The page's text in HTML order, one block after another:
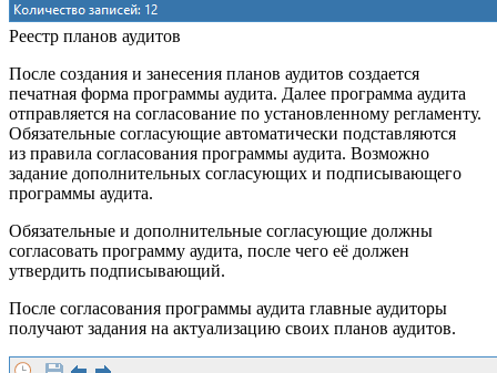
Реестр планов аудитов
После создания и занесения планов аудитов создается
печатная форма программы аудита. Далее программа аудита
отправляется на согласование по установленному регламенту.
Обязательные согласующие автоматически подставляются
из правила согласования программы аудита. Возможно
задание дополнительных согласующих и подписывающего
программы аудита.
Обязательные и дополнительные согласующие должны
согласовать программу аудита, после чего её должен
утвердить подписывающий.
После согласования программы аудита главные аудиторы
получают задания на актуализацию своих планов аудитов.